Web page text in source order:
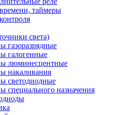
таймеры
света)
газоразрядные
галогенные
люминесцентные
накаливания
светодиодные
специального назначения